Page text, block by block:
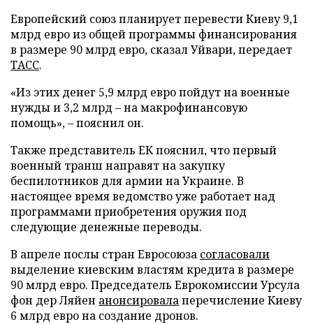
Европейский союз планирует перевести Киеву 9,1
млрд евро из общей программы финансирования
в размере 90 млрд евро, сказал Уйвари, передает
ТАСС.
«Из этих денег 5,9 млрд евро пойдут на военные
нужды и 3,2 млрд – на макрофинансовую
помощь», – пояснил он.
Также представитель ЕК пояснил, что первый
военный транш направят на закупку
беспилотников для армии на Украине. В
настоящее время ведомство уже работает над
программами приобретения оружия под
следующие денежные переводы.
В апреле послы стран Евросоюза согласовали
выделение киевским властям кредита в размере
90 млрд евро. Председатель Еврокомиссии Урсула
фон дер Ляйен анонсировалаперечисление Киеву
6 млрд евро на создание дронов.